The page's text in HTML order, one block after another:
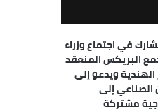
في اجتماع وزراء
البريكس المنعقد
الهندية ويدعو إلى
الصناعي إلى
مشتركة